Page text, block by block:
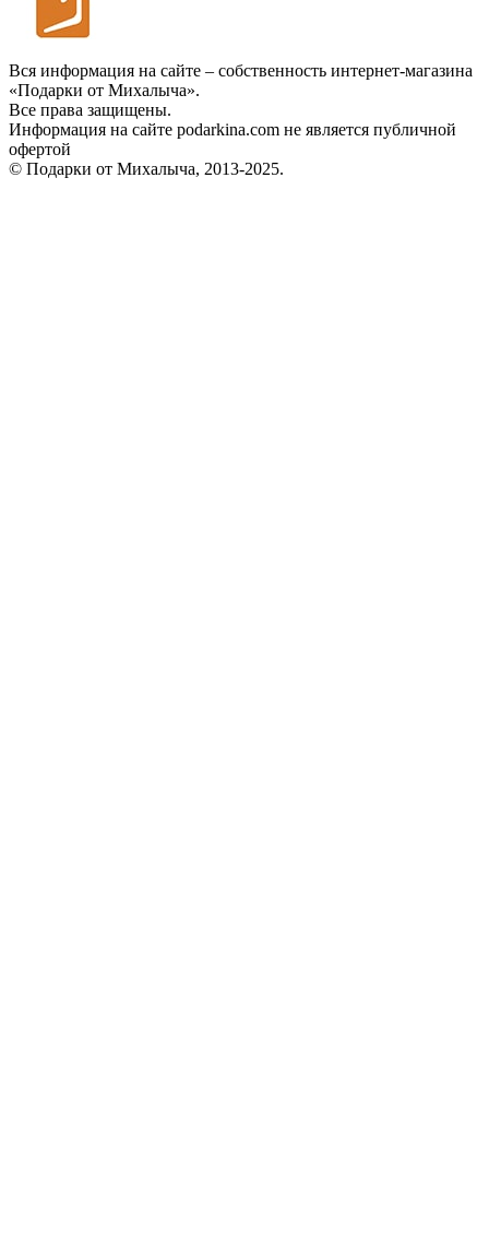
Вся информация на сайте – собственность интернет-магазина
«Подарки от Михалыча».
Все права защищены.
Информация на сайте podarkina.com не является публичной
офертой
© Подарки от Михалыча, 2013-2025.